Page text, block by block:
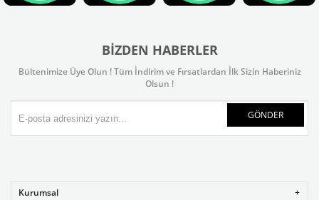
BIZDEN HABERLER
Bültenimize Üye Olun ! Tüm İndirim ve Fırsatlardan İlk Sizin Haberiniz
Olsun !
GÖNDER
Kurumsal